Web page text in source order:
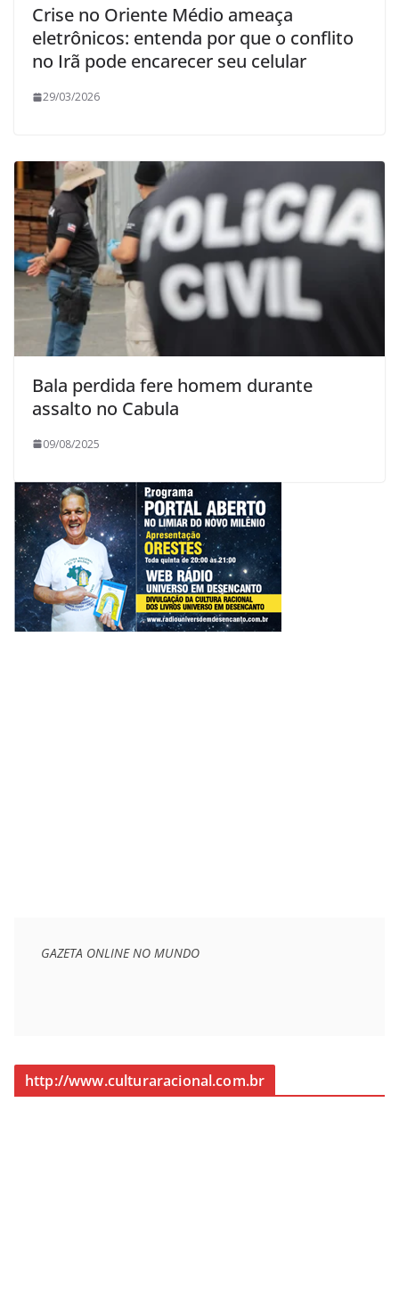
Crise no Oriente Médio ameaça
eletrônicos: entenda por que o conflito
no Irã pode encarecer seu celular
29/03/2026
Bala perdida fere homem durante
assalto no Cabula
09/08/2025
GAZETA ONLINE NO MUNDO
http://www.culturaracional.com.br